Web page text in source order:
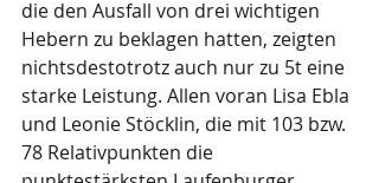
die den Ausfall von drei wichtigen
Hebern zu beklagen hatten, zeigten
nichtsdestotrotz auch nur zu 5t eine
starke Leistung. Allen voran Lisa Ebla
und Leonie Stöcklin, die mit 103 bzw.
78 Relativpunkten die